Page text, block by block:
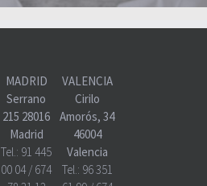
MADRID
Serrano
215 28016
Madrid
Tel.: 91 445
00 04/ 674
VALENCIA
Cirilo
Amorós, 34
46004
Valencia
Tel.: 96 351